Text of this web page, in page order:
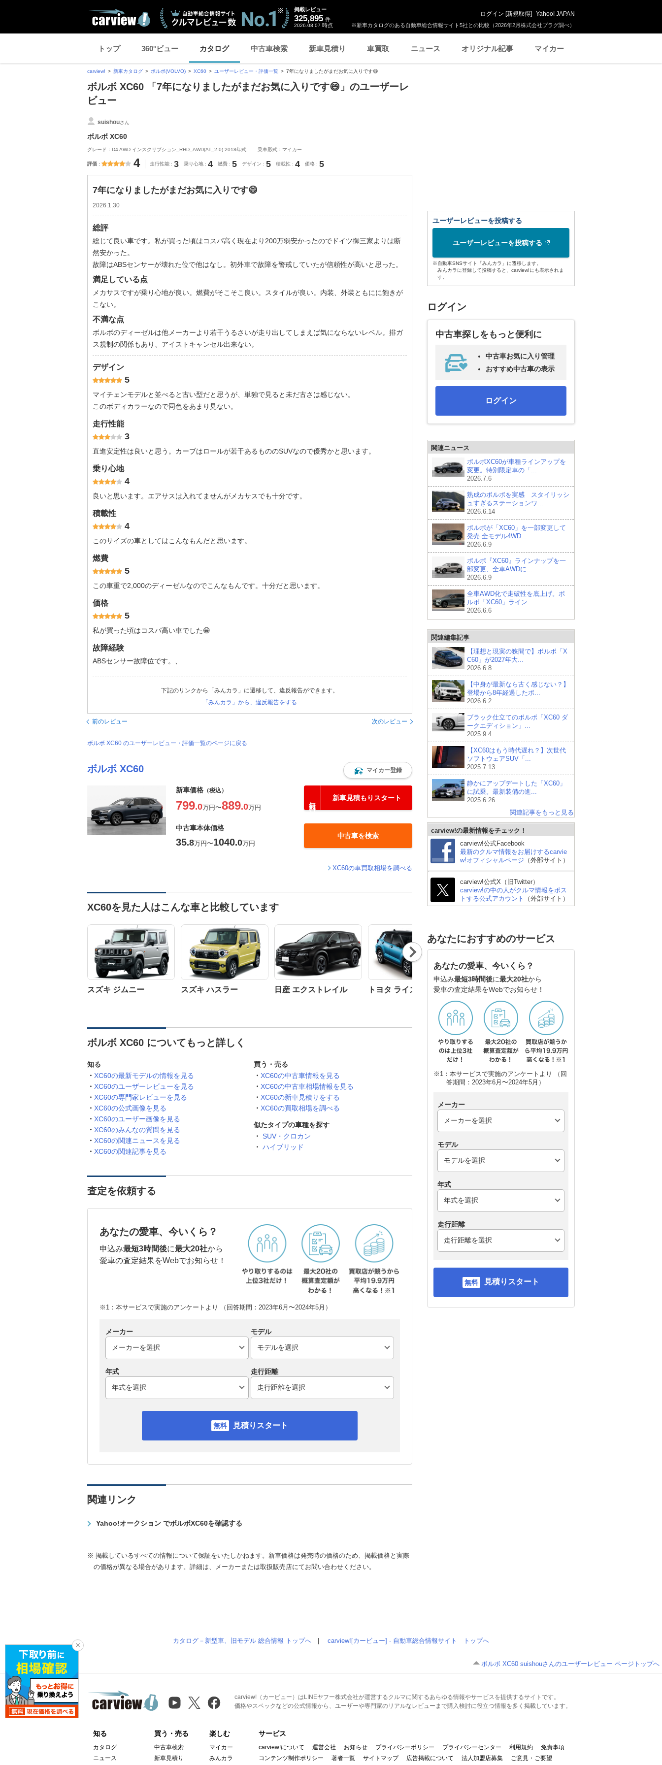
※新車カタログのある自動車総合情報サイト5社との比較（2026年2月株式会社プラグ調べ）
掲載レビュー
325,895 件
2026.08.07 時点
ログイン [新規取得] Yahoo! JAPAN
トップ 360°ビュー カタログ 中古車検索 新車見積り 車買取 ニュース オリジナル記事 マイカー
carview! 新車カタログ ボルボ(VOLVO) XC60 ユーザーレビュー・評価一覧 7年になりましたがまだお気に入りです😄
ボルボ XC60 「7年になりましたがまだお気に入りです😄」のユーザーレ
ビュー
suishouさん
ボルボ XC60
グレード：D4 AWD インスクリプション_RHD_AWD(AT_2.0) 2018年式 乗車形式：マイカー
評価 4 走行性能 3 乗り心地 4 燃費 5 デザイン 5 積載性 4 価格 5
7年になりましたがまだお気に入りです😄
2026.1.30
総評
総じて良い車です。私が買った頃はコスパ高く現在より200万弱安かったのでドイツ御三家よりは断
然安かった。
故障はABSセンサーが壊れた位で他はなし。初外車で故障を警戒していたが信頼性が高いと思った。
満足している点
メカサスですが乗り心地が良い。燃費がそこそこ良い。スタイルが良い。内装、外装ともにに飽きが
こない。
不満な点
ボルボのディーゼルは他メーカーより若干うるさいが走り出してしまえば気にならないレベル。排ガ
ス規制の関係もあり、アイストキャンセル出来ない。
デザイン
5
マイチェンモデルと並べると古い型だと思うが、単独で見ると未だ古さは感じない。
このボディカラーなので同色をあまり見ない。
走行性能
3
直進安定性は良いと思う。カーブはロールが若干あるもののSUVなので優秀かと思います。
乗り心地
4
良いと思います。エアサスは入れてませんがメカサスでも十分です。
積載性
4
このサイズの車としてはこんなもんだと思います。
燃費
5
この車重で2,000のディーゼルなのでこんなもんです。十分だと思います。
価格
5
私が買った頃はコスパ高い車でした😁
故障経験
ABSセンサー故障位です。、
下記のリンクから「みんカラ」に遷移して、違反報告ができます。
「みんカラ」から、違反報告をする
前のレビュー 次のレビュー
ボルボ XC60 のユーザーレビュー・評価一覧のページに戻る
ボルボ XC60 マイカー登録
新車価格 （税込）
799.0万円〜889.0万円
新車見積もりスタート
中古車本体価格
35.8万円〜1040.0万円
中古車を検索
XC60の車買取相場を調べる
XC60を見た人はこんな車と比較しています
スズキ ジムニー スズキ ハスラー 日産 エクストレイル トヨタ ライズ スバル フォレスター
リッド
Nex
t
ボルボ XC60 についてもっと詳しく
知る
XC60の最新モデルの情報を見る
XC60のユーザーレビューを見る
XC60の専門家レビューを見る
XC60の公式画像を見る
XC60のユーザー画像を見る
XC60のみんなの質問を見る
XC60の関連ニュースを見る
XC60の関連記事を見る
買う・売る
XC60の中古車情報を見る
XC60の中古車相場情報を見る
XC60の新車見積りをする
XC60の買取相場を調べる
似たタイプの車種を探す
SUV・クロカン
ハイブリッド
査定を依頼する
あなたの愛車、今いくら？
申込み最短3時間後に最大20社から
愛車の査定結果をWebでお知らせ！
※1：本サービスで実施のアンケートより （回答期間：2023年6月〜2024年5月）
メーカー モデル
年式 走行距離
見積りスタート
関連リンク
Yahoo!オークション でボルボXC60を確認する
※ 掲載しているすべての情報について保証をいたしかねます。新車価格は発売時の価格のため、掲載価格と実際
の価格が異なる場合があります。詳細は、メーカーまたは取扱販売店にてお問い合わせください。
ユーザーレビューを投稿する
ユーザーレビューを投稿する
※自動車SNSサイト「みんカラ」に遷移します。
みんカラに登録して投稿すると、carview!にも表示されま
す。
ログイン
中古車探しをもっと便利に
中古車お気に入り管理
おすすめ中古車の表示
ログイン
関連ニュース
ボルボXC60が車種ラインアップを
変更。特別限定車の「...
2026.7.6
熟成のボルボを実感 スタイリッシ
ュすぎるステーションワ...
2026.6.14
ボルボが「XC60」を一部変更して
発売 全モデル4WD...
2026.6.9
ボルボ『XC60』ラインナップを一
部変更、全車AWDに...
2026.6.9
全車AWD化で走破性を底上げ。ボ
ルボ「XC60」ライン...
2026.6.6
関連編集記事
【理想と現実の狭間で】ボルボ「X
C60」が2027年大...
2026.6.8
【中身が最新なら古く感じない？】
登場から8年経過したボ...
2026.6.2
ブラック仕立てのボルボ「XC60 ダ
ークエディション」...
2025.9.4
【XC60はもう時代遅れ？】次世代
ソフトウェアSUV「...
2025.7.13
静かにアップデートした「XC60」
に試乗。最新装備の進...
2025.6.26
関連記事をもっと見る
carview!の最新情報をチェック！
carview!公式Facebook
最新のクルマ情報をお届けするcarvie
w!オフィシャルページ （外部サイト）
carview!公式X（旧Twitter）
carview!の中の人がクルマ情報をポス
トする公式アカウント
（外部サイト）
あなたにおすすめのサービス
あなたの愛車、今いくら？
申込み最短3時間後に最大20社から
愛車の査定結果をWebでお知らせ！
※1：本サービスで実施のアンケートより （回
答期間：2023年6月〜2024年5月）
メーカー
モデル
年式
走行距離
見積りスタート
カタログ－新型車、旧モデル 総合情報 トップへ carview![カービュー] - 自動車総合情報サイト トップへ
ボルボ XC60 suishouさんのユーザーレビュー ページトップへ
carview!（カービュー）はLINEヤフー株式会社が運営するクルマに関するあらゆる情報やサービスを提供するサイトです。
価格やスペックなどの公式情報から、ユーザーや専門家のリアルなレビューまで購入検討に役立つ情報を多く掲載しています。
知る
カタログ
ニュース
買う・売る
中古車検索
新車見積り
楽しむ
マイカー
みんカラ
サービス
carview!について 運営会社 お知らせ プライバシーポリシー プライバシーセンター 利用規約
免責事項
コンテンツ制作ポリシー
著者一覧 サイトマップ 広告掲載について 法人加盟店募集 ご意見・ご要望